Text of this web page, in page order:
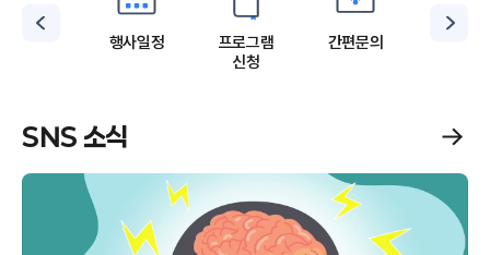
행사일정
프로그램
신청
간편문의
SNS 소식
s
소